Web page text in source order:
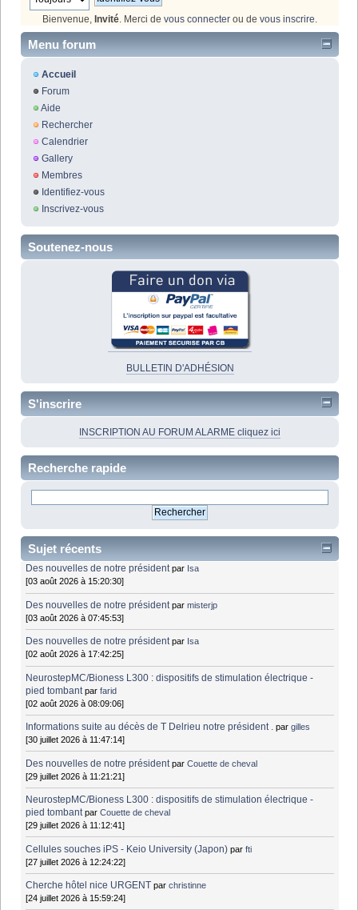
Bienvenue, Invité . Merci de vous connecter ou de vous inscrire
Menu forum
Accueil
Forum
Aide
Rechercher
Calendrier
Gallery
Membres
Identifiez-vous
Inscrivez-vous
Soutenez-nous
BULLETIN D'ADHÉSION
S'inscrire
INSCRIPTION AU FORUM ALARME cliquez ici
Recherche rapide
Sujet récents
Des nouvelles de notre président par Isa
[03 août 2026 à 15:20:30]
Des nouvelles de notre président parmisterjp
[03 août 2026 à 07:45:53]
Des nouvelles de notre président par Isa
[02 août 2026 à 17:42:25]
NeurostepMC/Bioness L300 : dispositifs de stimulation électrique -
pied tombant parfarid
[02 août 2026 à 08:09:06]
Informations suite au décès de T Delrieu notre président . pargilles
[30 juillet 2026 à 11:47:14]
Des nouvelles de notre président parCouette de cheval
[29 juillet 2026 à 11:21:21]
NeurostepMC/Bioness L300 : dispositifs de stimulation électrique -
pied tombant parCouette de cheval
[29 juillet 2026 à 11:12:41]
Cellules souches iPS - Keio University (Japon) parfti
[27 juillet 2026 à 12:24:22]
Cherche hôtel nice URGENT parchristinne
[24 juillet 2026 à 15:59:24]